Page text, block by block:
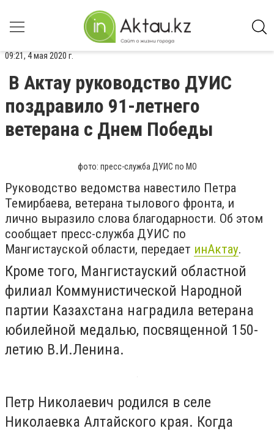
09:21, 4 мая 2020 г.
В Актау руководство ДУИС
поздравило 91-летнего
ветерана с Днем Победы
фото: пресс-служба ДУИС по МО
Руководство ведомства навестило Петра
Темирбаева, ветерана тылового фронта, и
лично выразило слова благодарности. Об этом
сообщает пресс-служба ДУИС по
Мангистауской области, передает инАктау.
Кроме того, Мангистауский областной
филиал Коммунистической Народной
партии Казахстана наградила ветерана
юбилейной медалью, посвященной 150-
летию В.И.Ленина.
Петр Николаевич родился в селе
Николаевка Алтайского края. Когда